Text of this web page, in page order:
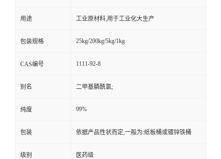
用途 工业原材料,用于工业化大生产
包装规格 25kg/200kg/5kg/1kg
CAS编号 1111-92-8
别名 二甲基膦酰氯;
纯度 99%
包装 依据产品性状而定,一般为:纸板桶或镀锌铁桶
级别 医药级